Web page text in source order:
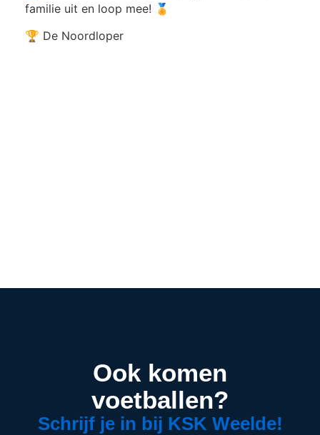
familie uit en loop mee! 🏅
🏆 De Noordloper
Ook komen
voetballen?
Schrijf je in bij KSK Weelde!